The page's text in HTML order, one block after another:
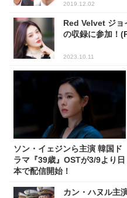
2019.12.02
Red Velvet ジョ
の収録に参加！
2023.10.11
ソン・イェジンら主演 韓国ド
ラマ『39歳』OSTが3/9より日
本で配信開始！
カン・ハヌル主